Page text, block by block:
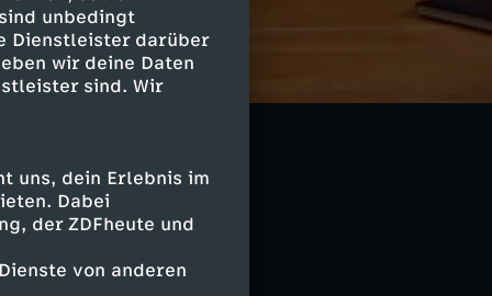
unbedingt
Dienstleister darüber
wir deine Daten
sind. Wir
uns, dein Erlebnis im
Dabei
der ZDFheute und
von anderen
gelte es,
Amt normaler
Für